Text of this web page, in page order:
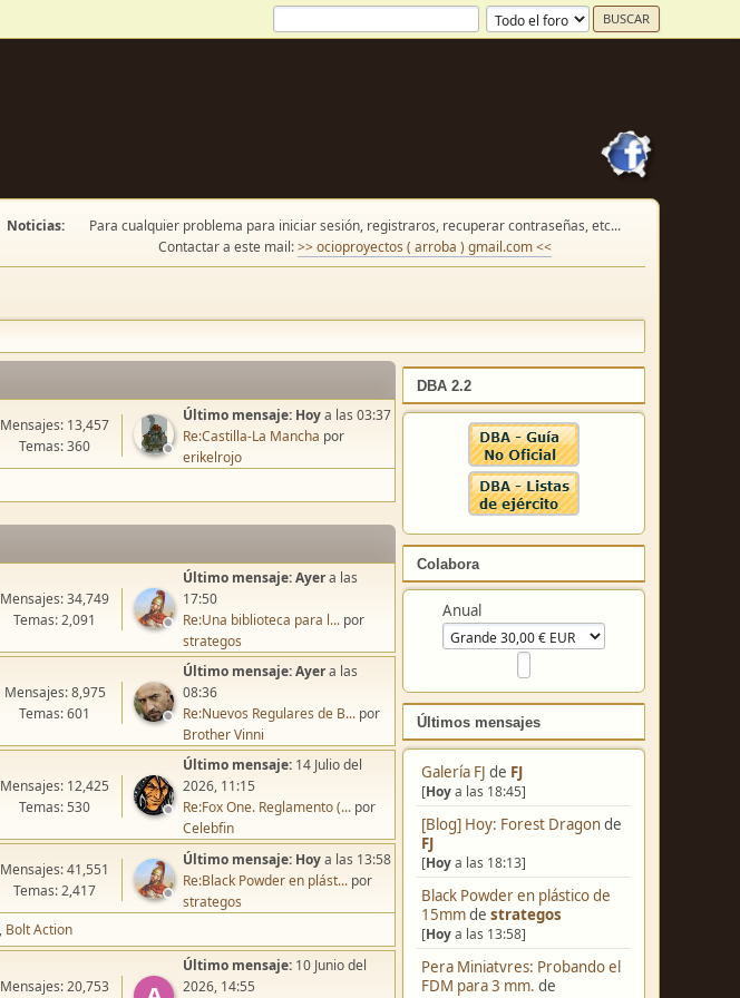
Noticias:
Para cualquier problema para iniciar sesión, registraros, recuperar contraseñas, etc...
Contactar a este mail:>> ocioproyectos ( arroba ) gmail.com <<
DBA 2.2
Colabora
Anual
Últimos mensajes
Galería FJ de FJ
[Hoya las 18:45]
[Blog] Hoy: Forest Dragonde
FJ
[Hoya las 18:13]
Black Powder en plástico de
15mmde strategos
[Hoya las 13:58]
Pera Miniatvres: Probando el
FDM para 3 mm. de
Mensajes: 13,457
Temas: 360
Último mensaje: Hoya las 03:37
Re:Castilla-La Mancha por
erikelrojo
Mensajes: 34,749
Temas: 2,091
Último mensaje:Ayera las
17:50
Re:Una biblioteca para l... por
strategos
Mensajes: 8,975
Temas: 601
Último mensaje:Ayera las
08:36
Re:Nuevos Regulares de B... por
Brother Vinni
Mensajes: 12,425
Temas: 530
Último mensaje: 14 Julio del
2026, 11:15
Re:Fox One. Reglamento (... por
Celebfin
Mensajes: 41,551
Temas: 2,417
Último mensaje: Hoya las 13:58
Re:Black Powder en plást... por
strategos
Bolt Action
Mensajes: 20,753
Último mensaje: 10 Junio del
2026, 14:55